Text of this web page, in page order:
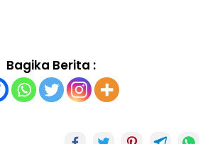
Bagika Berita :